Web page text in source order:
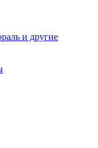
и другие